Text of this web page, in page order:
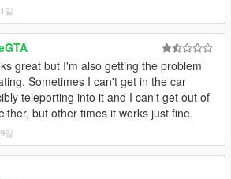
일
great but I'm also getting the problem
Sometimes I can't get in the car
teleporting into it and I can't get out of
but other times it works just fine.
일